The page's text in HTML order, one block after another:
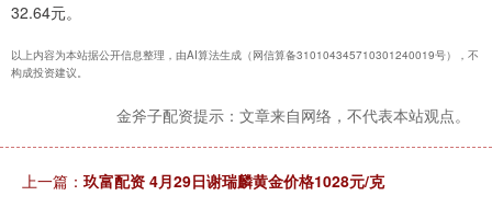
32.64元。
以上内容为本站据公开信息整理，由AI算法生成（网信算备310104345710301240019号），不
构成投资建议。
金斧子配资提示：文章来自网络，不代表本站观点。
上一篇： 玖富配资 4月29日谢瑞麟黄金价格1028元/克